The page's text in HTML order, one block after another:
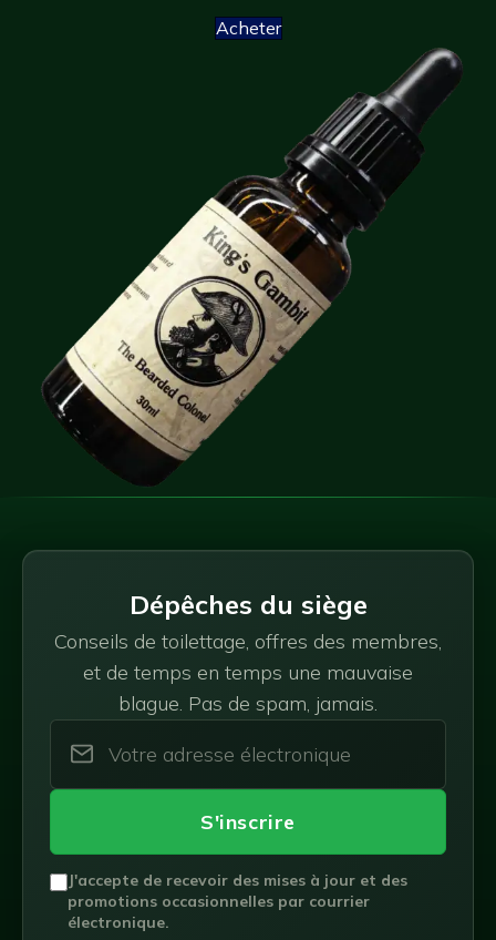
Acheter
Dépêches du siège
Conseils de toilettage, offres des membres,
et de temps en temps une mauvaise
blague. Pas de spam, jamais.
S'inscrire
J'accepte de recevoir des mises à jour et des
promotions occasionnelles par courrier
électronique.